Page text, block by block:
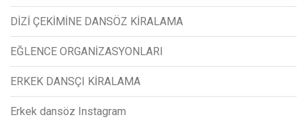
DİZİ ÇEKİMİNE DANSÖZ KİRALAMA
EĞLENCE ORGANİZASYONLARI
ERKEK DANSÇI KİRALAMA
Erkek dansöz Instagram